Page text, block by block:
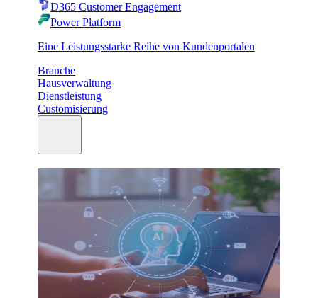
D365 Customer Engagement
Power Platform
Eine Leistungsstarke Reihe von Kundenportalen
Branche
Hausverwaltung
Dienstleistung
Customisierung